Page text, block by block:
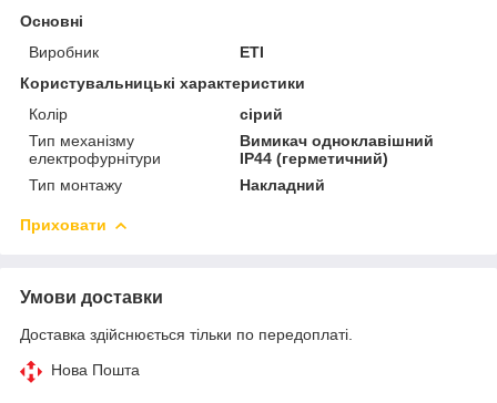
Основні
Виробник
ETI
Користувальницькі характеристики
Колір
сірий
Тип механізму
електрофурнітури
Вимикач одноклавішний
IP44 (герметичний)
Тип монтажу
Накладний
Приховати
Умови доставки
Доставка здійснюється тільки по передоплаті.
Нова Пошта